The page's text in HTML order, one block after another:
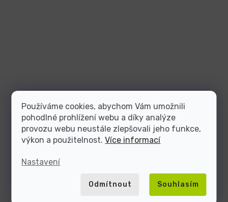
Používáme cookies, abychom Vám umožnili
pohodlné prohlížení webu a díky analýze
provozu webu neustále zlepšovali jeho funkce,
výkon a použitelnost.Více informací
Nastavení
Odmítnout Souhlasím